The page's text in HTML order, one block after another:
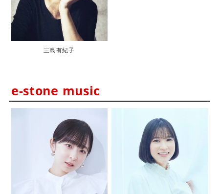
三島有紀子
e-stone music